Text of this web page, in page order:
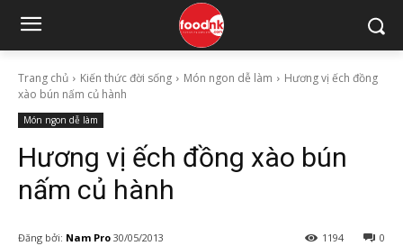
Trang chủ Kiến thức đời sống Món ngon dễ làm
Hương vị ếch đồng
xào bún nấm củ hành
Món ngon dễ làm
Hương vị ếch đồng xào bún
nấm củ hành
Đăng bởi: Nam Pro 30/05/2013 0
1194